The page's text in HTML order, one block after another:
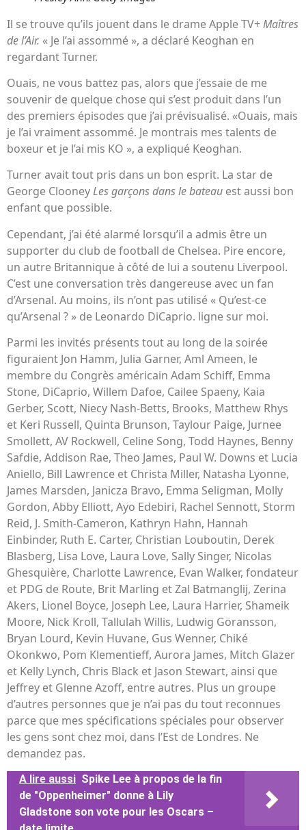
Il se trouve qu’ils jouent dans le drame Apple TV+Maîtres
de l’Air. « Je l’ai assommé », a déclaré Keoghan en
regardant Turner.
Ouais, ne vous battez pas, alors que j’essaie de me
souvenir de quelque chose qui s’est produit dans l’un
des premiers épisodes que j’ai prévisualisé. «Ouais, mais
je l’ai vraiment assommé. Je montrais mes talents de
boxeur et je l’ai mis KO », a expliqué Keoghan.
Turner avait tout pris dans un bon esprit. La star de
George ClooneyLes garçons dans le bateau est aussi bon
enfant que possible.
Cependant, j’ai été alarmé lorsqu’il a admis être un
supporter du club de football de Chelsea. Pire encore,
un autre Britannique à côté de lui a soutenu Liverpool.
C’est une conversation très dangereuse avec un fan
d’Arsenal. Au moins, ils n’ont pas utilisé « Qu’est-ce
qu’Arsenal ? » de Leonardo DiCaprio. ligne sur moi.
Parmi les invités présents tout au long de la soirée
figuraient Jon Hamm, Julia Garner, Aml Ameen, le
membre du Congrès américain Adam Schiff, Emma
Stone, DiCaprio, Willem Dafoe, Cailee Spaeny, Kaia
Gerber, Scott, Niecy Nash-Betts, Brooks, Matthew Rhys
et Keri Russell, Quinta Brunson, Taylour Paige, Jurnee
Smollett, AV Rockwell, Celine Song, Todd Haynes, Benny
Safdie, Addison Rae, Theo James, Paul W. Downs et Lucia
Aniello, Bill Lawrence et Christa Miller, Natasha Lyonne,
James Marsden, Janicza Bravo, Emma Seligman, Molly
Gordon, Abby Elliott, Ayo Edebiri, Rachel Sennott, Storm
Reid, J. Smith-Cameron, Kathryn Hahn, Hannah
Einbinder, Ruth E. Carter, Christian Louboutin, Derek
Blasberg, Lisa Love, Laura Love, Sally Singer, Nicolas
Ghesquière, Charlotte Lawrence, Evan Walker, fondateur
et PDG de Route, Brit Marling et Zal Batmanglij, Zerina
Akers, Lionel Boyce, Joseph Lee, Laura Harrier, Shameik
Moore, Nick Kroll, Tallulah Willis, Ludwig Göransson,
Bryan Lourd, Kevin Huvane, Gus Wenner, Chiké
Okonkwo, Pom Klementieff, Aurora James, Mitch Glazer
et Kelly Lynch, Chris Black et Jason Stewart, ainsi que
Jeffrey et Glenne Azoff, entre autres. Plus un groupe
d’autres personnes que je n’ai pas du tout reconnues
parce que mes spécifications spéciales pour observer
les gens sont chez moi, dans l’Est de Londres. Ne
demandez pas.
A lire aussi Spike Lee à propos de la fin
de "Oppenheimer" donne à Lily
Gladstone son vote pour les Oscars –